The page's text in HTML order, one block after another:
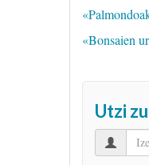
«Bonsaien
Utzi